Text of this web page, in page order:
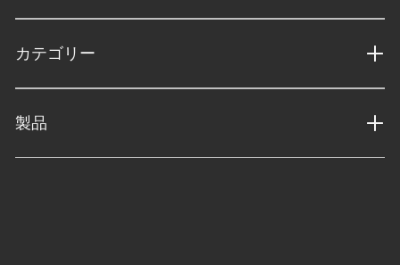
カテゴリー
製品